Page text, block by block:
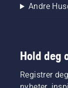
Andre
Hold deg
Registrer